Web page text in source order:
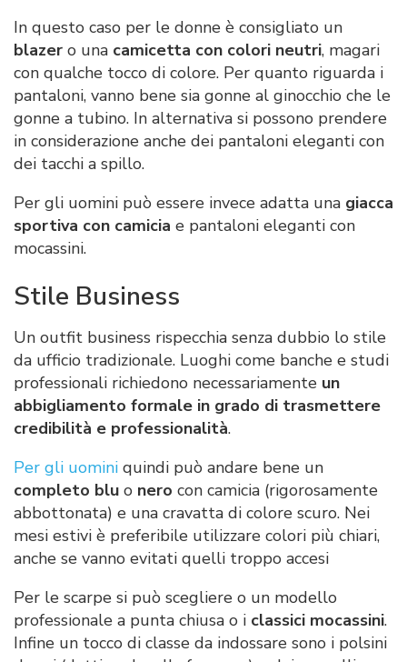
In questo caso per le donne è consigliato un
blazer o una camicetta con colori neutri, magari
con qualche tocco di colore. Per quanto riguarda i
pantaloni, vanno bene sia gonne al ginocchio che le
gonne a tubino. In alternativa si possono prendere
in considerazione anche dei pantaloni eleganti con
dei tacchi a spillo.
Per gli uomini può essere invece adatta una giacca
sportiva con camicia e pantaloni eleganti con
mocassini.
Stile Business
Un outfit business rispecchia senza dubbio lo stile
da ufficio tradizionale. Luoghi come banche e studi
professionali richiedono necessariamente un
abbigliamento formale in grado di trasmettere
credibilità e professionalità.
Per gli uomini quindi può andare bene un
completo blu o nero con camicia (rigorosamente
abbottonata) e una cravatta di colore scuro. Nei
mesi estivi è preferibile utilizzare colori più chiari,
anche se vanno evitati quelli troppo accesi
Per le scarpe si può scegliere o un modello
professionale a punta chiusa o i classici mocassini.
Infine un tocco di classe da indossare sono i polsini